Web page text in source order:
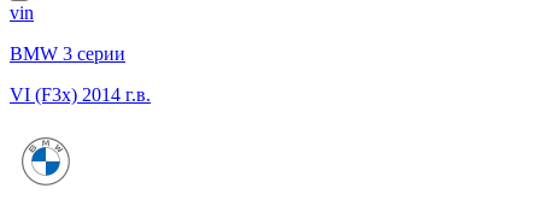
vin
BMW 3 серии
VI (F3x) 2014 г.в.